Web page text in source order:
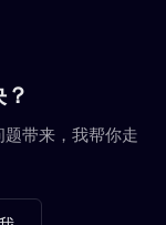
带来，我帮你走